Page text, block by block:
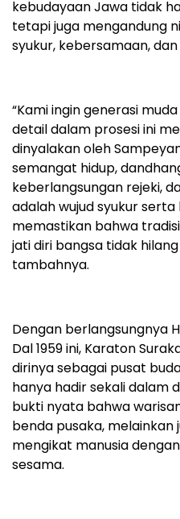
kebudayaan Jawa tidak
tetapi juga mengandung
syukur, kebersamaan,
“Kami ingin generasi
detail dalam prosesi ini
dinyalakan oleh
semangat hidup,
keberlangsungan rejeki,
adalah wujud syukur
memastikan bahwa
jati diri bangsa tidak
tambahnya.
Dengan berlangsungnya
Dal 1959 ini, Karaton
dirinya sebagai pusat
hanya hadir sekali dalam
bukti nyata bahwa
benda pusaka, melainkan
mengikat manusia
sesama.